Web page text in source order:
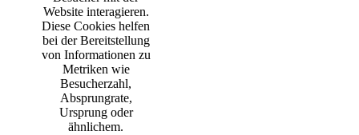
Website interagieren.
Diese Cookies helfen
bei der Bereitstellung
von Informationen zu
Metriken wie
Besucherzahl,
Absprungrate,
Ursprung oder
ähnlichem.